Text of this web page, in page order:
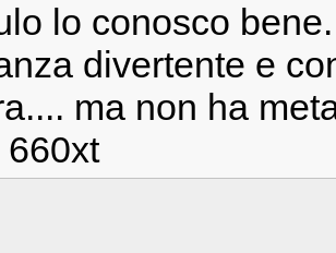
lo conosco
divertente e
ma non ha